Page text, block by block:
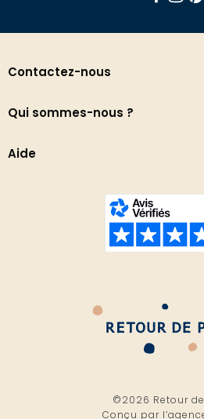
Contactez-nous
Qui sommes-nous ?
Aide
©2026 Retour
Conçu par l’